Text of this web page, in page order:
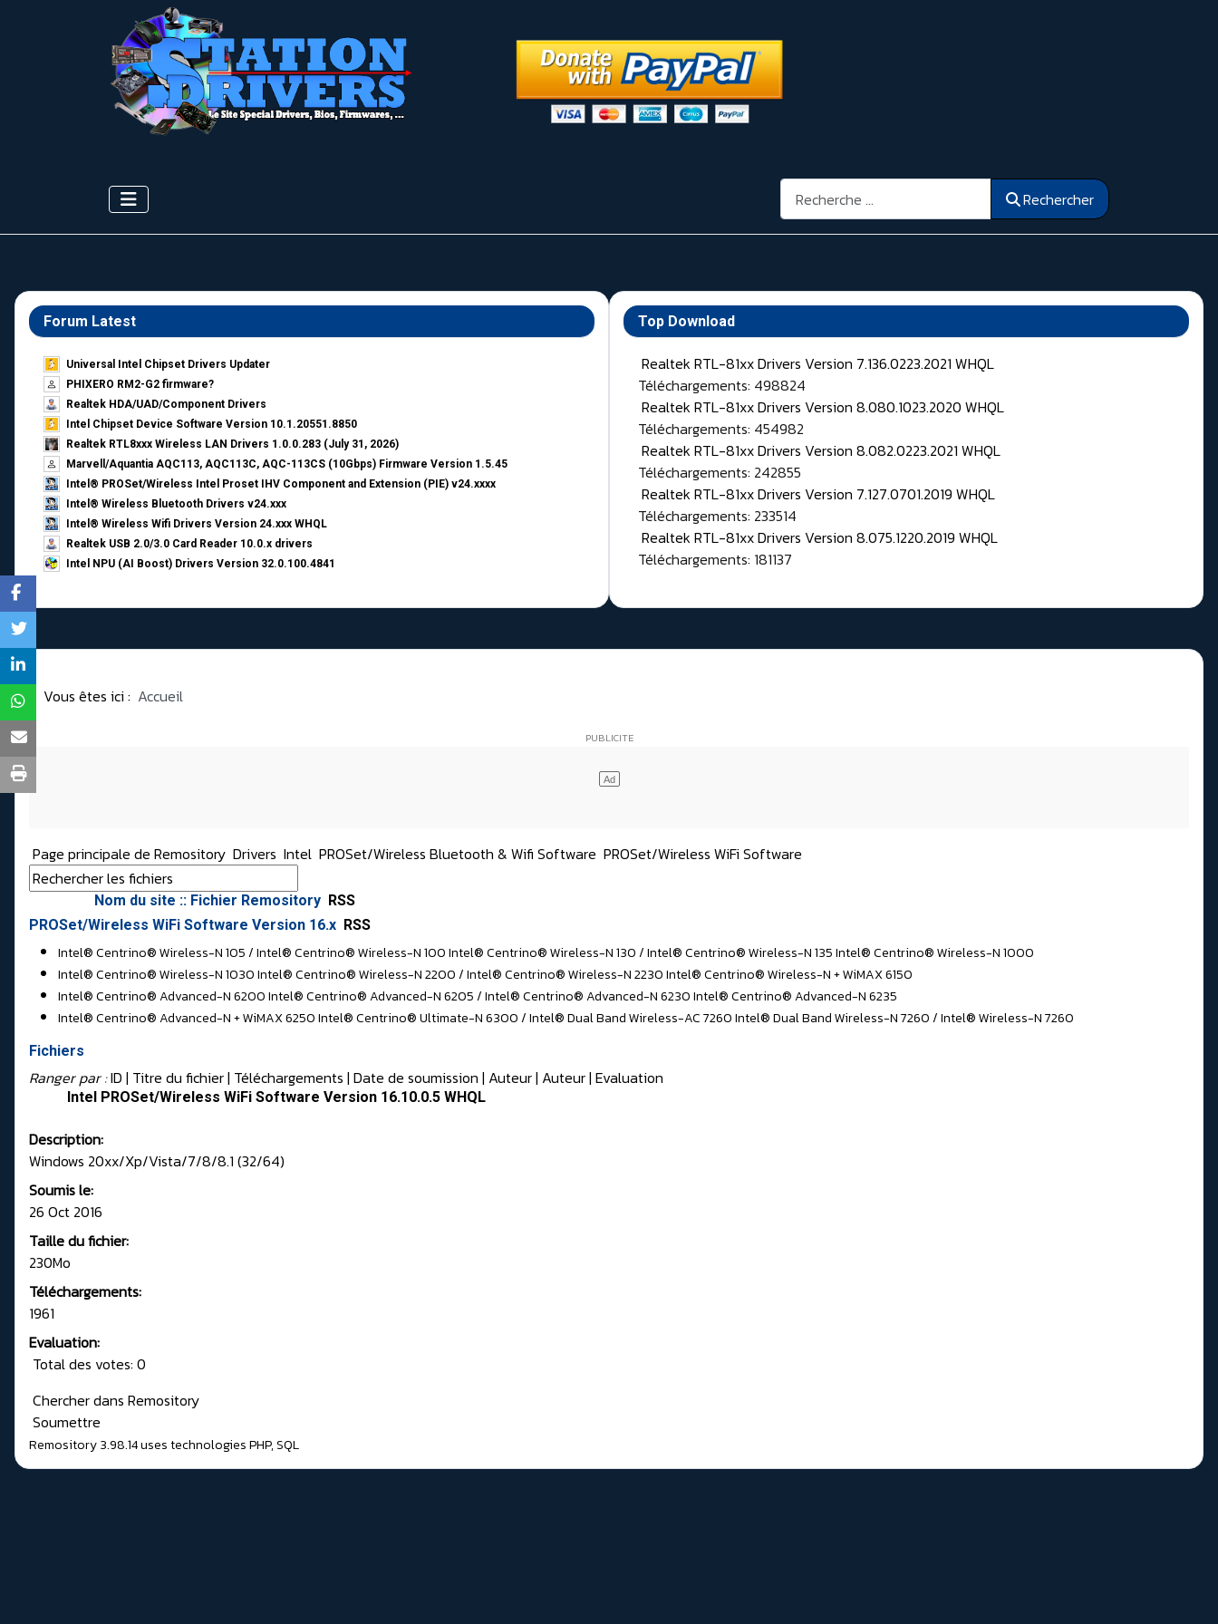
Rechercher Rechercher
Forum Latest
Universal Intel Chipset Drivers Updater​
PHIXERO RM2-G2 firmware?
Realtek HDA/UAD/Component Drivers
Intel Chipset Device Software Version 10.1.20551.8850
Realtek RTL8xxx Wireless LAN Drivers 1.0.0.283 (July 31, 2026)
Marvell/Aquantia AQC113, AQC113C, AQC-113CS (10Gbps) Firmware Version 1.5.45
Intel® PROSet/Wireless Intel Proset IHV Component and Extension (PIE) v24.xxxx
Intel® Wireless Bluetooth Drivers v24.xxx
Intel® Wireless Wifi Drivers Version 24.xxx WHQL
Realtek USB 2.0/3.0 Card Reader 10.0.x drivers
Intel NPU (AI Boost) Drivers Version 32.0.100.4841
Top Download
Realtek RTL-81xx Drivers Version 7.136.0223.2021 WHQL
Téléchargements: 498824
Realtek RTL-81xx Drivers Version 8.080.1023.2020 WHQL
Téléchargements: 454982
Realtek RTL-81xx Drivers Version 8.082.0223.2021 WHQL
Téléchargements: 242855
Realtek RTL-81xx Drivers Version 7.127.0701.2019 WHQL
Téléchargements: 233514
Realtek RTL-81xx Drivers Version 8.075.1220.2019 WHQL
Téléchargements: 181137
Vous êtes ici : Accueil
Page principale de Remository Drivers Intel PROSet/Wireless Bluetooth & Wifi Software PROSet/Wireless WiFi Software
Nom du site :: Fichier Remository RSS
PROSet/Wireless WiFi Software Version 16.x RSS
Intel® Centrino® Wireless-N 105 / Intel® Centrino® Wireless-N 100 Intel® Centrino® Wireless-N 130 / Intel® Centrino® Wireless-N 135 Intel® Centrino® Wireless-N 1000
Intel® Centrino® Wireless-N 1030 Intel® Centrino® Wireless-N 2200 / Intel® Centrino® Wireless-N 2230 Intel® Centrino® Wireless-N + WiMAX 6150
Intel® Centrino® Advanced-N 6200 Intel® Centrino® Advanced-N 6205 / Intel® Centrino® Advanced-N 6230 Intel® Centrino® Advanced-N 6235
Intel® Centrino® Advanced-N + WiMAX 6250 Intel® Centrino® Ultimate-N 6300 / Intel® Dual Band Wireless-AC 7260 Intel® Dual Band Wireless-N 7260 / Intel® Wireless-N 7260
Fichiers
Ranger par :ID | Titre du fichier | Téléchargements | Date de soumission | Auteur| Auteur| Evaluation
Intel PROSet/Wireless WiFi Software Version 16.10.0.5 WHQL
Description:
Windows 20xx/Xp/Vista/7/8/8.1 (32/64)
Soumis le:
26 Oct 2016
Taille du fichier:
230Mo
Téléchargements:
1961
Evaluation:
Total des votes: 0
Chercher dans Remository
Soumettre
Remository 3.98.14uses technologiesPHP,SQL